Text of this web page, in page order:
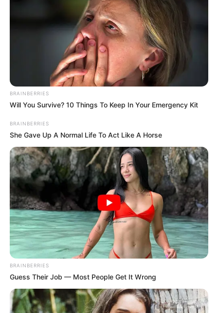
BRAINBERRIES
Will You Survive? 10 Things To Keep In Your Emergency Kit
BRAINBERRIES
She Gave Up A Normal Life To Act Like A Horse
BRAINBERRIES
Guess Their Job — Most People Get It Wrong